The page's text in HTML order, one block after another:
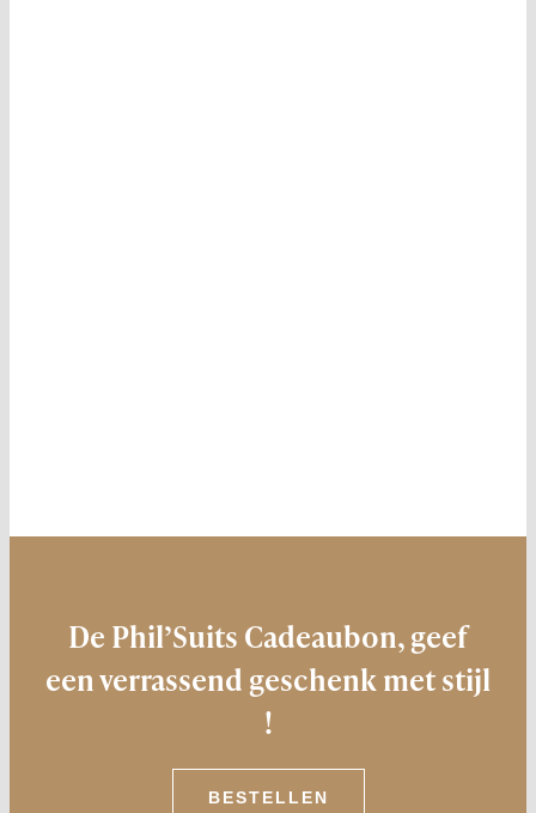
De Phil’Suits Cadeaubon, geef
een verrassend geschenk met stijl
!
BESTELLEN